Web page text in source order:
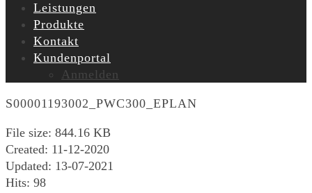
Leistungen
Produkte
Kontakt
Kundenportal
Anmelden
S00001193002_PWC300_EPLAN
File size: 844.16 KB
Created: 11-12-2020
Updated: 13-07-2021
Hits: 98